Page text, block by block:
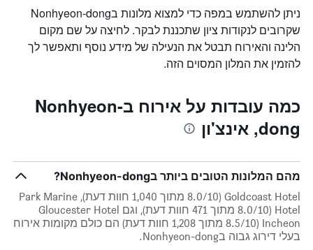
ניתן להשתמש במפה כדי למצוא מלונות בNonhyeon-dong
שקרובים לנקודות ציון שתכננת לבקר. לחיצה על שם מקום
הלינה והאירוח תבטל את הנעילה של מידע נוסף ותאפשר לך
להזמין את המלון המסוים הזה.
כמה עובדות על אירוח בNonhyeon-
dong, אינצ'ון
מהם המלונות הטובים ביותר בNonhyeon-dong?
Goldcoast Hotel (8.0/10 מתוך 1,040 חוות דעת), Park Marine
Hotel (8.0/10 מתוך 471 חוות דעת), וגם Gloucester Hotel
Incheon (8.5/10 מתוך 1,208 חוות דעת) הם כולם מקומות אירוח
בעלי דירוג גבוה בNonhyeon-dong.